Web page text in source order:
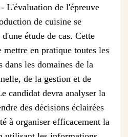
- L'évaluation de l'épreuve
de cuisine se
étude de cas. Cette
mettre en pratique toutes les
dans les domaines de la
de la gestion et de
candidat devra analyser la
des décisions éclairées
à organiser efficacement la